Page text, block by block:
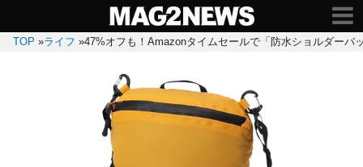
TOP »ライフ »47%オフも！Amazonタイムセールで「防水ショルダーバ